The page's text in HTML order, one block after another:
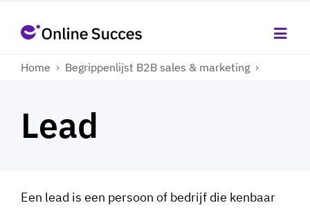
Home › Begrippenlijst B2B sales & marketing ›
Lead
Een lead is een persoon of bedrijf die kenbaar